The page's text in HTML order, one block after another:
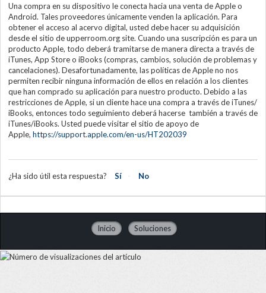
Una compra en su dispositivo le conecta hacia una venta de Apple o
Android. Tales proveedores únicamente venden la aplicación. Para
obtener el acceso al acervo digital, usted debe hacer su adquisición
desde el sitio de upperroom.org site. Cuando una suscripción es para un
producto Apple, todo deberá tramitarse de manera directa a través de
iTunes, App Store o iBooks (compras, cambios, solución de problemas y
cancelaciones). Desafortunadamente, las políticas de Apple no nos
permiten recibir ninguna información de ellos en relación a los clientes
que han comprado su aplicación para nuestro producto. Debido a las
restricciones de Apple, si un cliente hace una compra a través de iTunes/
iBooks, entonces todo seguimiento deberá hacerse también a través de
iTunes/iBooks. Usted puede visitar el sitio de apoyo de
Apple, https://support.apple.com/en-us/HT202039
¿Ha sido útil esta respuesta? Sí No
Inicio Soluciones